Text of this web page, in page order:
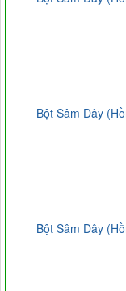
Bột Sâm Dây
Bột Sâm Dây